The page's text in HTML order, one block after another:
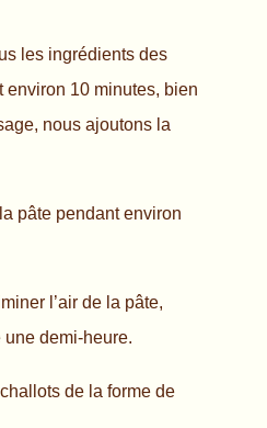
les ingrédients des
environ 10 minutes, bien
nous ajoutons la
pâte pendant environ
l’air de la pâte,
demi-heure.
de la forme de